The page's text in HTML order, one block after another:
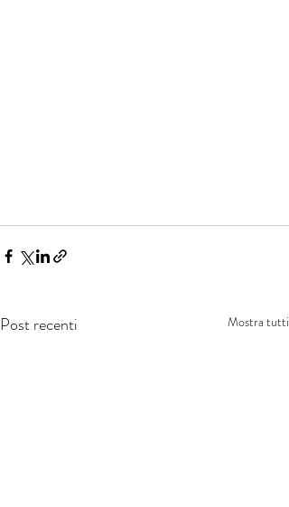
Post recenti Mostra tutti